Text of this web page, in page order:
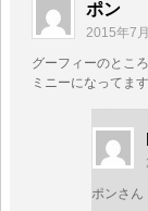
ポン
2015年7
グーフィーのとこ
ミニーになってます
ポンさん